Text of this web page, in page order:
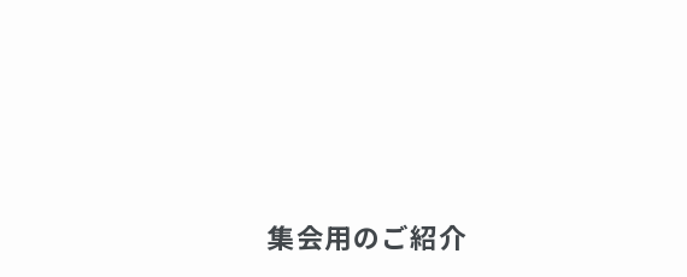
集会用のご紹介